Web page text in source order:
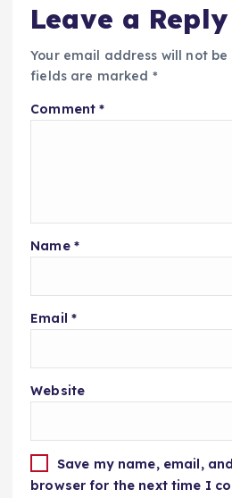
Leave a Reply
Your email address will not be
fields are marked *
Comment*
Name *
Email *
Website
Save my name, email,
browser for the next time I